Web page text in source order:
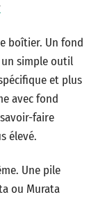
boîtier. Un fond
un simple outil
et plus
avec fond
faire
élevé.
Une pile
ou Murata